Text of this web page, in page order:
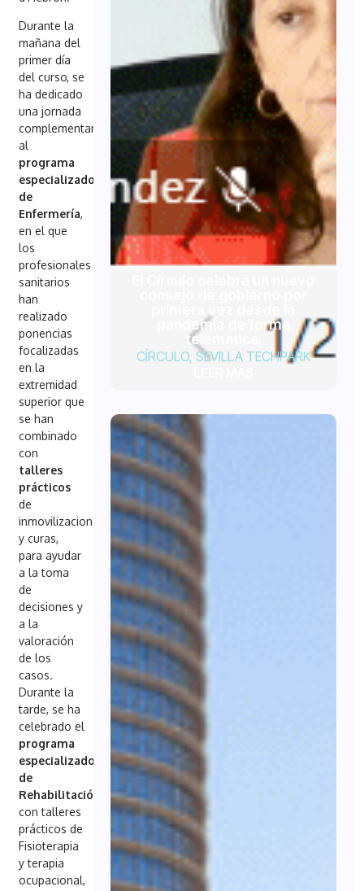
Durante la
mañana del
primer día
del curso, se
ha dedicado
una jornada
complementaria
al
programa
especializado
de
Enfermería,
en el que
los
profesionales
sanitarios
han
realizado
ponencias
focalizadas
en la
extremidad
superior que
se han
combinado
con
talleres
prácticos
de
inmovilizaciones
y curas,
para ayudar
a la toma
de
decisiones y
a la
valoración
de los
casos.
Durante la
tarde, se ha
celebrado el
programa
especializado
de
Rehabilitación
con talleres
prácticos de
Fisioterapia
y terapia
ocupacional,
pandemia de forma
telemática.
CÍRCULO, SEVILLA TECHPARK